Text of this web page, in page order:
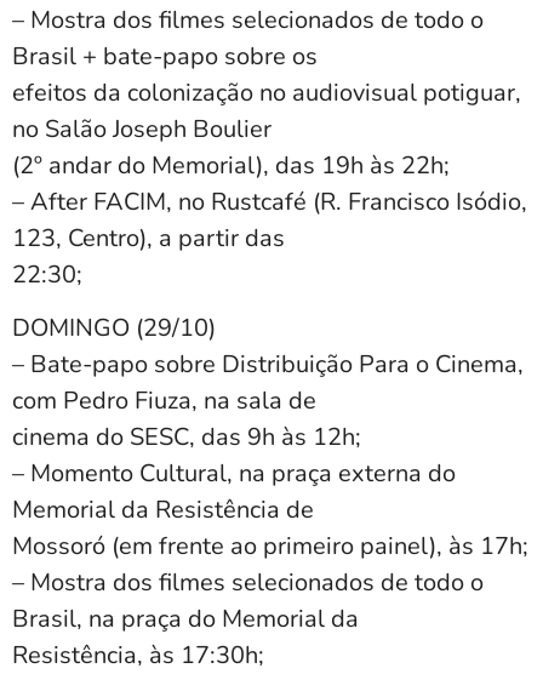
– Mostra dos filmes selecionados de todo o
Brasil + bate-papo sobre os
efeitos da colonização no audiovisual potiguar,
no Salão Joseph Boulier
(2º andar do Memorial), das 19h às 22h;
– After FACIM, no Rustcafé (R. Francisco Isódio,
123, Centro), a partir das
22:30;
DOMINGO (29/10)
– Bate-papo sobre Distribuição Para o Cinema,
com Pedro Fiuza, na sala de
cinema do SESC, das 9h às 12h;
– Momento Cultural, na praça externa do
Memorial da Resistência de
Mossoró (em frente ao primeiro painel), às 17h;
– Mostra dos filmes selecionados de todo o
Brasil, na praça do Memorial da
Resistência, às 17:30h;